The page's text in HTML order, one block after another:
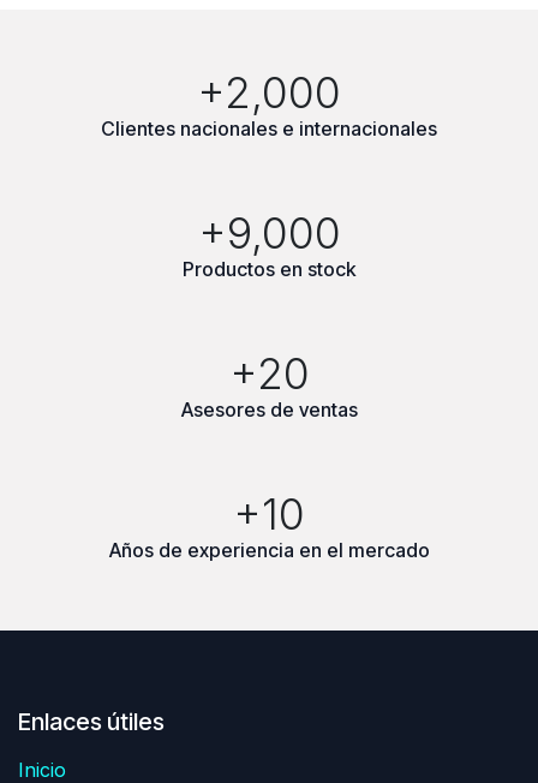
+2,000
Clientes nacionales e internacionales
+9,000
Productos en stock
+20
Asesores de ventas
+10
Años de experiencia en el mercado
Enlaces útiles
Inicio